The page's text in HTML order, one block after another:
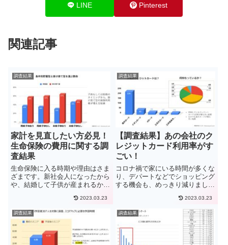
LINE Pinterest
関連記事
調査結果
家計を見直したい方必見！
生命保険の費用に関する調
査結果
生命保険に入る時期や理由はさま
ざまです。新社会人になったから
や、結婚して子供が産まれるから
険ですが、年齢や人生のステージ
によってどの保険に入ろうか迷っ
てしまうほど保険の種類が多く、
結局どの保険がいいのか迷って
い...
2023.03.23
調査結果
【調査結果】あの会社のク
レジットカード利用率がす
ごい！
コロナ禍で家にいる時間が多くな
り、デパートなどでショッピング
する機会も、めっきり減りまし
どこかで買わなければ、生活が困
難になります。そんな中ショッピ
ングの形態として、ネットショッ
ピングの利用率が伸びています。
総...
2023.03.23
調査結果 調査結果